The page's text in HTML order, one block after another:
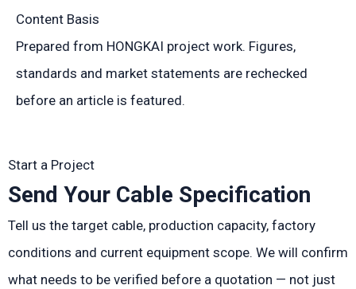
Content Basis
Prepared from HONGKAI project work. Figures,
standards and market statements are rechecked
before an article is featured.
Start a Project
Send Your Cable Specification
Tell us the target cable, production capacity, factory
conditions and current equipment scope. We will confirm
what needs to be verified before a quotation — not just